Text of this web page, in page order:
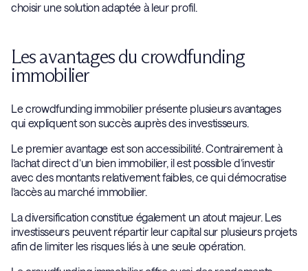
choisir une solution adaptée à leur profil.
Les avantages du crowdfunding
immobilier
Le crowdfunding immobilier présente plusieurs avantages
qui expliquent son succès auprès des investisseurs.
Le premier avantage est son accessibilité. Contrairement à
l’achat direct d’un bien immobilier, il est possible d’investir
avec des montants relativement faibles, ce qui démocratise
l’accès au marché immobilier.
La diversification constitue également un atout majeur. Les
investisseurs peuvent répartir leur capital sur plusieurs projets
afin de limiter les risques liés à une seule opération.